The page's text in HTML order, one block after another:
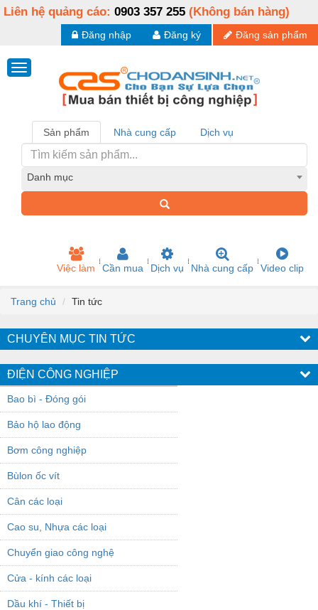
Liên hệ quảng cáo: 0903 357 255 (Không bán hàng)
Đăng sản phẩm
Đăng ký
Đăng nhập
Sản phẩm Nhà cung cấp Dịch vụ
Danh mục
Việc làm Cần mua Dịch vụ Nhà cung cấp Video clip
Trang chủ Tin tức
CHUYÊN MỤC TIN TỨC
ĐIỆN CÔNG NGHIỆP
Bao bì - Đóng gói
Bảo hộ lao động
Bơm công nghiệp
Bùlon ốc vít
Cân các loại
Cao su, Nhựa các loại
Chuyển giao công nghệ
Cửa - kính các loại
Dầu khí - Thiết bị